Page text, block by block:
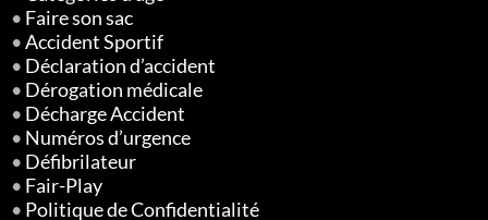
• Faire son sac
•Accident Sportif
• Déclaration d’accident
• Dérogation médicale
• Décharge Accident
• Numéros d’urgence
• Défibrilateur
• Fair-Play
• Politique de Confidentialité